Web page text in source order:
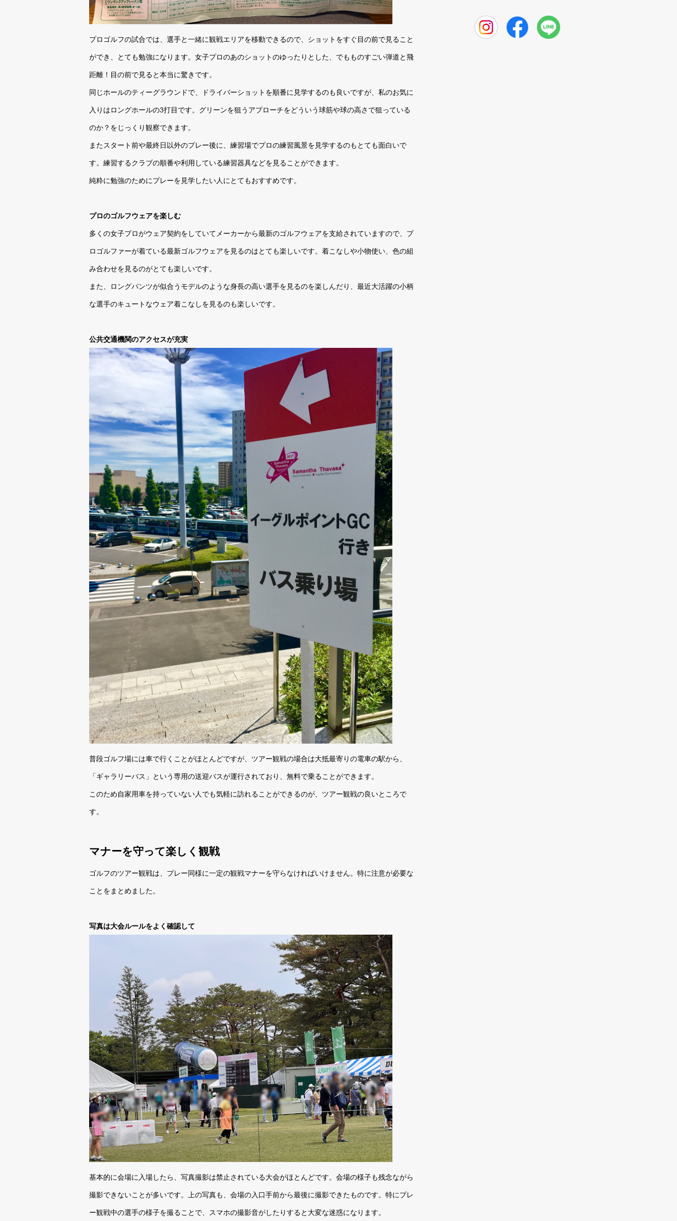
プロゴルフの試合では、選手と一緒に観戦エリアを移動できるので、ショットをすぐ目の前で見ること
ができ、とても勉強になります。女子プロのあのショットのゆったりとした、でもものすごい弾道と飛
距離！目の前で見ると本当に驚きです。
同じホールのティーグラウンドで、ドライバーショットを順番に見学するのも良いですが、私のお気に
入りはロングホールの3打目です。グリーンを狙うアプローチをどういう球筋や球の高さで狙っている
のか？をじっくり観察できます。
またスタート前や最終日以外のプレー後に、練習場でプロの練習風景を見学するのもとても面白いで
す。練習するクラブの順番や利用している練習器具などを見ることができます。
純粋に勉強のためにプレーを見学したい人にとてもおすすめです。
プロのゴルフウェアを楽しむ
多くの女子プロがウェア契約をしていてメーカーから最新のゴルフウェアを支給されていますので、プ
ロゴルファーが着ている最新ゴルフウェアを見るのはとても楽しいです。着こなしや小物使い、色の組
み合わせを見るのがとても楽しいです。
また、ロングパンツが似合うモデルのような身長の高い選手を見るのを楽しんだり、最近大活躍の小柄
な選手のキュートなウェア着こなしを見るのも楽しいです。
公共交通機関のアクセスが充実
普段ゴルフ場には車で行くことがほとんどですが、ツアー観戦の場合は大抵最寄りの電車の駅から、
「ギャラリーバス」という専用の送迎バスが運行されており、無料で乗ることができます。
このため自家用車を持っていない人でも気軽に訪れることができるのが、ツアー観戦の良いところで
す。
マナーを守って楽しく観戦
ゴルフのツアー観戦は、プレー同様に一定の観戦マナーを守らなければいけません。特に注意が必要な
ことをまとめました。
写真は大会ルールをよく確認して
基本的に会場に入場したら、写真撮影は禁止されている大会がほとんどです。会場の様子も残念ながら
撮影できないことが多いです。上の写真も、会場の入口手前から最後に撮影できたものです。特にプレ
ー観戦中の選手の様子を撮ることで、スマホの撮影音がしたりすると大変な迷惑になります。